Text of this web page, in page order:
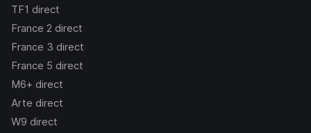
TF1 direct
France 2 direct
France 3 direct
France 5 direct
M6+ direct
Arte direct
W9 direct